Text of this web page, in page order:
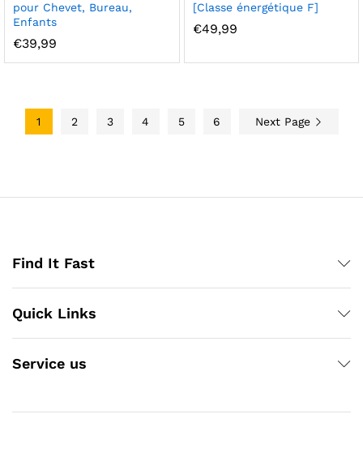
pour Chevet, Bureau,
Enfants
€39,99
[Classe énergétique F]
€49,99
1 2 3 4 5 6 Next Page
Find It Fast
Quick Links
Service us